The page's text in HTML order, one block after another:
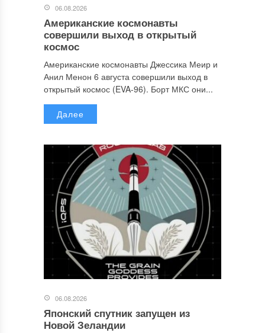
06.08.2026
Американские космонавты
совершили выход в открытый
космос
Американские космонавты Джессика Меир и
Анил Менон 6 августа совершили выход в
открытый космос (EVA-96). Борт МКС они...
Далее
06.08.2026
Японский спутник запущен из
Новой Зеландии